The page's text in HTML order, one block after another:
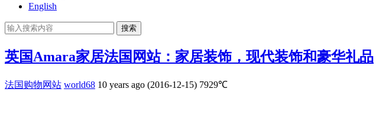
English
搜索
英国Amara家居法国网站：家居装饰，现代装饰和豪华礼品
法国购物网站 world68 10 years ago (2016-12-15) 7929℃